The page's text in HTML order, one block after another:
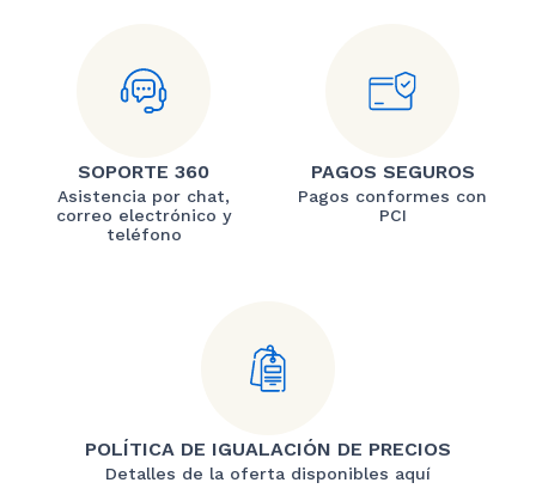
SOPORTE 360
Asistencia por chat,
correo electrónico y
teléfono
PAGOS SEGUROS
Pagos conformes con
PCI
POLÍTICA DE IGUALACIÓN DE PRECIOS
Detalles de la oferta disponibles aquí